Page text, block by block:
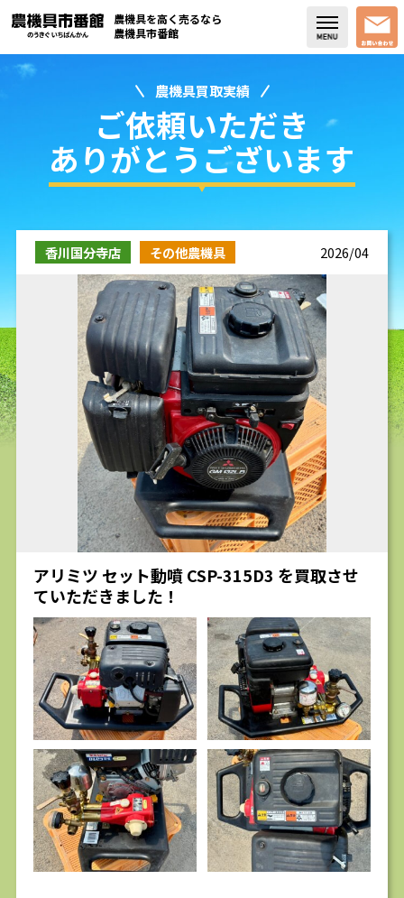
買取実績
コラム・スタッフブログ
取り扱い商品
販売中の農機具
よく頂く質問
お問い合わせ
農機具を高く売るなら
農機具市番館
農機具買取実績
ご依頼いただき
ありがとうございます
香川国分寺店 その他農機具 2026/04
アリミツ セット動噴 CSP-315D3 を買取させ
ていただきました！